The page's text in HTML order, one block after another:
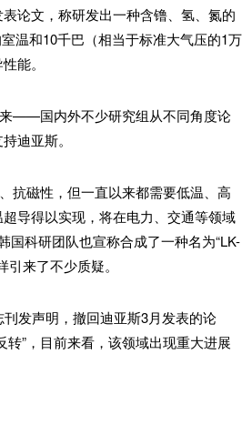
论文，称研发出一种含镥、氢、氮的
温和10千巴（相当于标准大气压的1万
能。
来——国内外不少研究组从不同角度论
迪亚斯。
抗磁性，但一直以来都需要低温、高
导得以实现，将在电力、交通等领域
国科研团队也宣称合成了一种名为“LK-
来了不少质疑。
发声明，撤回迪亚斯3月发表的论
转”，目前来看，该领域出现重大进展